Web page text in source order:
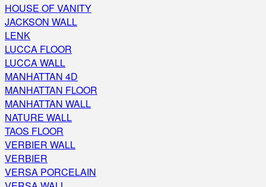
HOUSE OF VANITY
JACKSON WALL
LENK
LUCCA FLOOR
LUCCA WALL
MANHATTAN 4D
MANHATTAN FLOOR
MANHATTAN WALL
NATURE WALL
TAOS FLOOR
VERBIER WALL
VERBIER
VERSA PORCELAIN